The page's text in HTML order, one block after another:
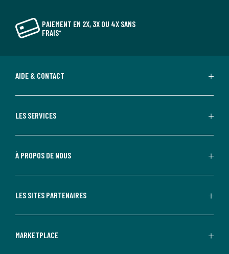
PAIEMENT EN 2X, 3X OU 4X SANS
FRAIS*
AIDE & CONTACT
LES SERVICES
À PROPOS DE NOUS
LES SITES PARTENAIRES
MARKETPLACE